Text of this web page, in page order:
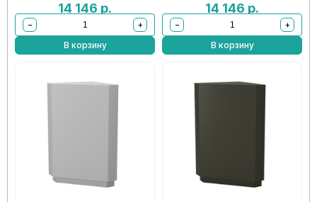
14 146 р.
−
+
В корзину
14 146 р.
−
+
В корзину